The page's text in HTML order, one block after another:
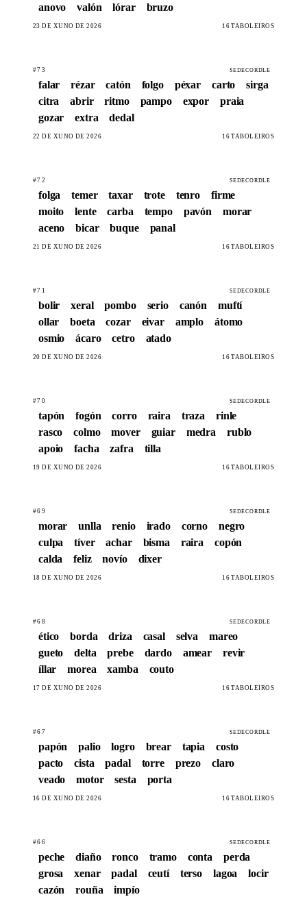
anovo
valón lórar bruzo
23 DE XUÑO DE 2026 16 TABOLEIROS
#73 SEDECORDLE
falar rézar catón folgo péxar carto
sirga
citra
abrir ritmo pampo expor
praia
gozar
extra dedal
22 DE XUÑO DE 2026 16 TABOLEIROS
#72 SEDECORDLE
folga temer taxar trote tenro
firme
moito
lente carba tempo pavón
morar
aceno
bicar buque panal
21 DE XUÑO DE 2026 16 TABOLEIROS
#71 SEDECORDLE
bolir xeral pombo serio canón
muftí
ollar
boeta cozar eivar amplo
átomo
osmio
ácaro cetro atado
20 DE XUÑO DE 2026 16 TABOLEIROS
#70 SEDECORDLE
tapón fogón corro raira traza
rinle
rasco
colmo mover guiar medra
rublo
apoio
facha zafra tilla
19 DE XUÑO DE 2026 16 TABOLEIROS
#69 SEDECORDLE
morar unlla renio irado corno
negro
culpa
tíver achar bisma raira
copón
calda
feliz novío dixer
18 DE XUÑO DE 2026 16 TABOLEIROS
#68 SEDECORDLE
ético borda driza casal selva
mareo
gueto
delta prebe dardo amear
revir
íllar
morea xamba couto
17 DE XUÑO DE 2026 16 TABOLEIROS
#67 SEDECORDLE
papón palio logro brear tapia
costo
pacto
cista padal torre prezo
claro
veado
motor sesta porta
16 DE XUÑO DE 2026 16 TABOLEIROS
#66 SEDECORDLE
peche diaño ronco tramo conta
perda
grosa
xenar padal ceutí terso lagoa
locir
cazón
rouña impío